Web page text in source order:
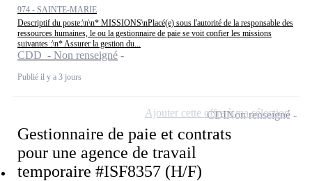
974 - SAINTE-MARIE
Descriptif du poste:\n\n* MISSIONS\nPlacé(e) sous l'autorité de la responsable des
ressources humaines, le ou la gestionnaire de paie se voit confier les missions
suivantes :\n* Assurer la gestion du...
CDD - Non renseigné
Publié il y a 3 jours
Gestionnaire de paie et contrats
pour une agence de travail
temporaire #ISF8357 (H/F)
CDINon renseigné
Ajouter cette offre à ma sélection